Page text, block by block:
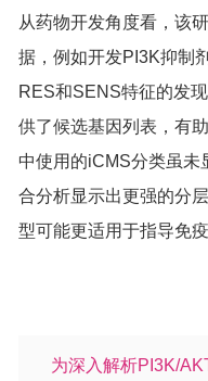
从药物开发角度看，该
据，例如开发PI3K抑制
RES和SENS特征的发
供了候选基因列表，有
中使用的iCMS分类虽
合分析显示出更强的分
型可能更适用于指导免疫
为深入解析PI3K/